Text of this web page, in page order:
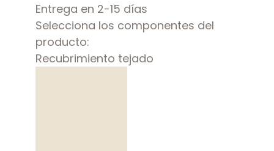
Entrega en 2-15 días
Selecciona los componentes del
producto:
Recubrimiento tejado